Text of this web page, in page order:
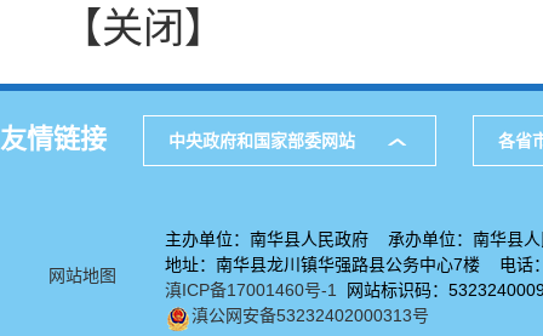
【关闭】
友情链接 中央政府和国家部委网站 各省
网站地图
主办单位：南华县人民政府 承办单位：南华县人
地址：南华县龙川镇华强路县公务中心7楼 电
滇ICP备17001460号-1
网站标识码：
滇公网安备53232402000313号